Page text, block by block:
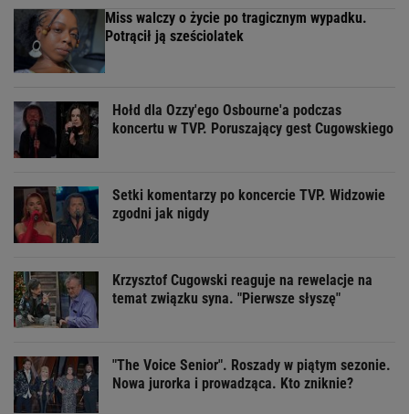
Miss walczy o życie po tragicznym wypadku.
Potrącił ją sześciolatek
Hołd dla Ozzy'ego Osbourne'a podczas
koncertu w TVP. Poruszający gest Cugowskiego
Setki komentarzy po koncercie TVP. Widzowie
zgodni jak nigdy
Krzysztof Cugowski reaguje na rewelacje na
temat związku syna. "Pierwsze słyszę"
"The Voice Senior". Roszady w piątym sezonie.
Nowa jurorka i prowadząca. Kto zniknie?